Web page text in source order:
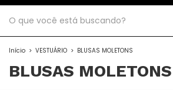
Início > VESTUÁRIO > BLUSAS MOLETONS
BLUSAS MOLETONS